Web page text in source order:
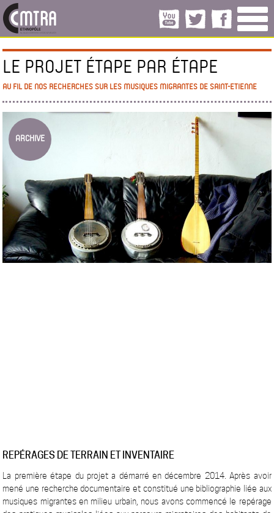
LE PROJET ÉTAPE PAR ÉTAPE
AU FIL DE NOS RECHERCHES SUR LES MUSIQUES MIGRANTES DE SAINT-ETIENNE
ARCHIVE
REPÉRAGES DE TERRAIN ET INVENTAIRE
La première étape du projet a démarré en décembre 2014. Après avoir
mené une recherche documentaire et constitué une bibliographie liée aux
musiques migrantes en milieu urbain, nous avons commencé le repérage